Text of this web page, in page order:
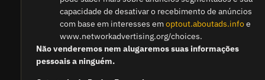
capacidade de desativar o recebimento de anúncios
com base em interesses em optout.aboutads.infoe
www.networkadvertising.org/choices.
Não venderemos nem alugaremos suas informações
pessoais a ninguém.